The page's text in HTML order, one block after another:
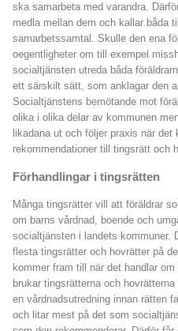
ska samarbeta med varandra.
medla mellan dem och kallar båda
samarbetssamtal. Skulle den ena
oegentligheter om till exempel
socialtjänsten utreda båda
ett särskilt sätt, som anklagar den
Socialtjänstens bemötande mot
olika i olika delar av kommunen
likadana ut och följer praxis när
rekommendationer till tingsrätt och
Förhandlingar i tingsrätten
Många tingsrätter vill att föräldrar
om barns vårdnad, boende och
socialtjänsten i landets kommuner.
flesta tingsrätter och hovrätter på
kommer fram till när det handlar
brukar tingsrätterna och
en vårdnadsutredning innan rätten
och litar mest på det som